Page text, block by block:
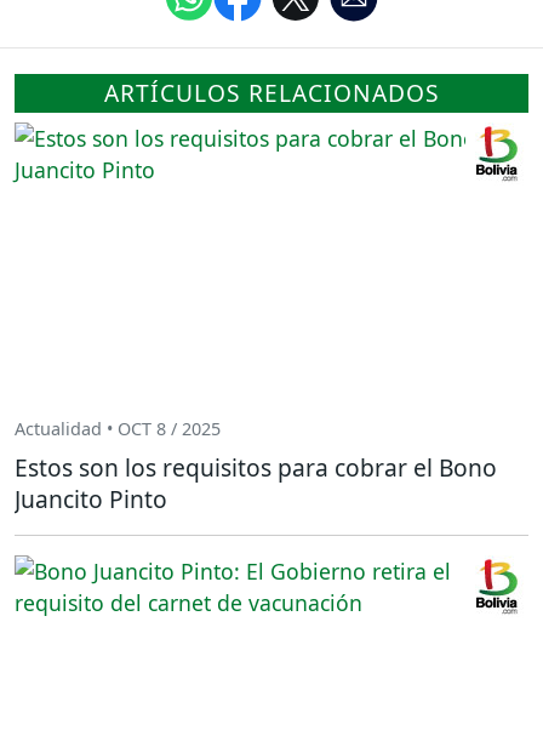
ARTÍCULOS RELACIONADOS
Actualidad • OCT 8 / 2025
Estos son los requisitos para cobrar el Bono
Juancito Pinto